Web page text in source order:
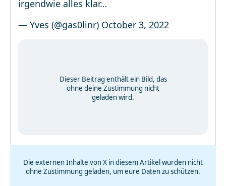
irgendwie alles klar…
— Yves (@gas0linr) October 3, 2022
Dieser Beitrag enthält ein Bild, das
ohne deine Zustimmung nicht
geladen wird.
Die externen Inhalte von X in diesem Artikel wurden nicht
ohne Zustimmung geladen, um eure Daten zu schützen.